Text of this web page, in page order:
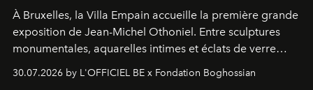
À Bruxelles, la Villa Empain accueille la première grande
exposition de Jean-Michel Othoniel. Entre sculptures
monumentales, aquarelles intimes et éclats de verre
soufflé, l’artiste français compose un itinéraire
émotionnel où chaque œuvre devient le souvenir
30.07.2026 by L'OFFICIEL BE x Fondation Boghossian